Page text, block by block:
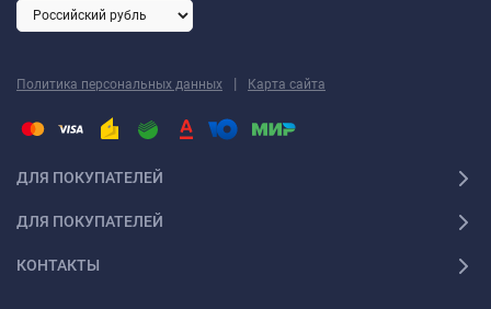
Политика персональных данных | Карта сайта
ДЛЯ ПОКУПАТЕЛЕЙ
ДЛЯ ПОКУПАТЕЛЕЙ
КОНТАКТЫ